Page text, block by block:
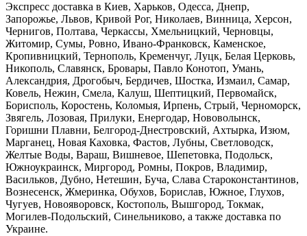
Экспресс доставка в Киев, Харьков, Одесса, Днепр,
Запорожье, Львов, Кривой Рог, Николаев, Винница, Херсон,
Чернигов, Полтава, Черкассы, Хмельницкий, Черновцы,
Житомир, Сумы, Ровно, Ивано-Франковск, Каменское,
Кропивницкий, Тернополь, Кременчуг, Луцк, Белая Церковь,
Никополь, Славянск, Бровары, Павло Конотоп, Умань,
Александрия, Дрогобыч, Бердичев, Шостка, Измаил, Самар,
Ковель, Нежин, Смела, Калуш, Шептицкий, Первомайск,
Борисполь, Коростень, Коломыя, Ирпень, Стрый, Черноморск,
Звягель, Лозовая, Прилуки, Енергодар, Нововолынск,
Горишни Плавни, Белгород-Днестровский, Ахтырка, Изюм,
Марганец, Новая Каховка, Фастов, Лубны, Светловодск,
Желтые Воды, Вараш, Вишневое, Шепетовка, Подольск,
Южноукраинск, Миргород, Ромны, Покров, Владимир,
Васильков, Дубно, Нетешин, Буча, Слава Староконстантинов,
Вознесенск, Жмеринка, Обухов, Борислав, Южное, Глухов,
Чугуев, Новояворовск, Костополь, Вышгород, Токмак,
Могилев-Подольский, Синельниково, а также доставка по
Украине.